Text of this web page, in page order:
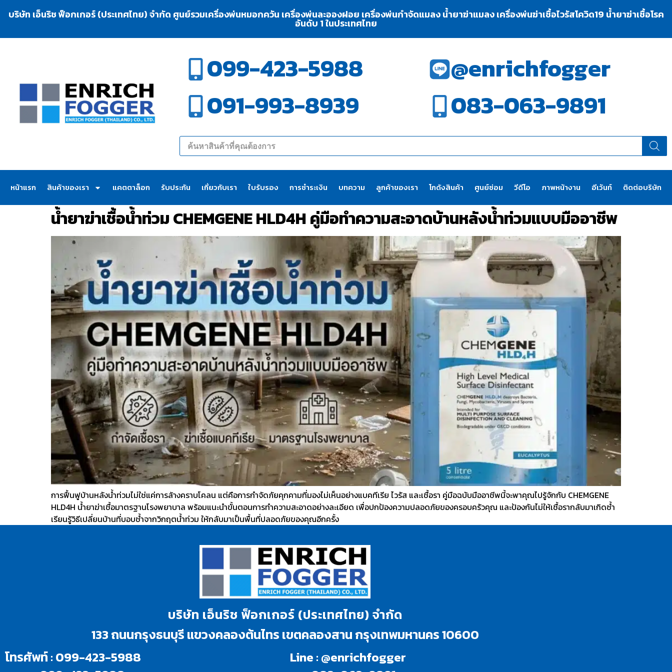
บริษัท เอ็นริช ฟ็อกเกอร์ (ประเทศไทย) จำกัด ศูนย์รวมเครื่องพ่นหมอกควัน เครื่องพ่นละอองฝอย เครื่องพ่นกำจัดแมลง น้ำยาฆ่าแมลง เครื่องพ่นฆ่าเชื้อไวรัสโควิด19 น้ำยาฆ่าเชื้อโรค
อันดับ 1 ในประเทศไทย
099-423-5988
091-993-8939
@enrichfogger
083-063-9891
หน้าแรก สินค้าของเรา แคตตาล็อก รับประกัน เกี่ยวกับเรา ใบรับรอง การชำระเงิน บทความ ลูกค้าของเรา โกดังสินค้า ศูนย์ซ่อม วีดีโอ ภาพหน้างาน อีเว้นท์ ติดต่อบริษัท
น้ำยาฆ่าเชื้อน้ำท่วม CHEMGENE HLD4H คู่มือทำความสะอาดบ้านหลังน้ำท่วมแบบมืออาชีพ
การฟื้นฟูบ้านหลังน้ำท่วมไม่ใช่แค่การล้างคราบโคลน แต่คือการกำจัดภัยคุกคามที่มองไม่เห็นอย่างแบคทีเรีย ไวรัส และเชื้อรา คู่มือฉบับมืออาชีพนี้จะพาคุณไปรู้จักกับ CHEMGENE
HLD4H น้ำยาฆ่าเชื้อมาตรฐานโรงพยาบาล พร้อมแนะนำขั้นตอนการทำความสะอาดอย่างละเอียด เพื่อปกป้องความปลอดภัยของครอบครัวคุณ และป้องกันไม่ให้เชื้อรากลับมาเกิดซ้ำ
เรียนรู้วิธีเปลี่ยนบ้านที่บอบช้ำจากวิกฤตน้ำท่วม ให้กลับมาเป็นพื้นที่ปลอดภัยของคุณอีกครั้ง
บริษัท เอ็นริช ฟ็อกเกอร์ (ประเทศไทย) จำกัด
133 ถนนกรุงธนบุรี แขวงคลองต้นไทร เขตคลองสาน กรุงเทพมหานคร 10600
โทรศัพท์ : 099-423-5988
Line : @enrichfogger